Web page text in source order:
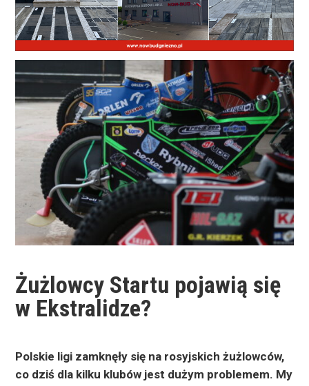
Żużlowcy Startu pojawią się
w Ekstralidze?
Polskie ligi zamknęły się na rosyjskich żużlowców,
co dziś dla kilku klubów jest dużym problemem. My